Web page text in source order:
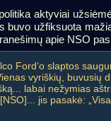
aktyviai
buvo užfiksuota
apie NSO
Ford‘o slaptos
vyriškių,
labai nežymias
jis pasakė: